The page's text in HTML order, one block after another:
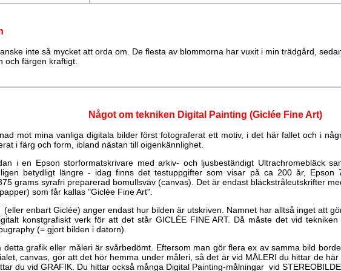
inte så mycket att orda om. De flesta av blommorna har vuxit i min trädgård,
och färgen kraftigt.
Något om tekniken Digital Painting (Giclée Fine Art)
mot mina vanliga digitala bilder först fotograferat ett motiv, i det här fallet och i
i färg och form, ibland nästan till oigenkännlighet.
i en Epson storformatskrivare med arkiv- och ljusbeständigt Ultrachromebläck
betydligt längre - idag finns det testuppgifter som visar på ca 200 år, Epson
grams syrafri preparerad bomullsväv (canvas). Det är endast bläckstråleutskrifter
som får kallas "Giclée Fine Art".
(eller enbart Giclée) anger endast hur bilden är utskriven. Namnet har alltså inget att
konstgrafiskt verk för att det står GICLÉE FINE ART. Då måste det vid
(= gjort bilden i datorn).
detta grafik eller måleri är svårbedömt. Eftersom man gör flera ex av samma bild
canvas, gör att det hör hemma under måleri, så det är vid MÅLERI du hittar de
du vid GRAFIK. Du hittar också många Digital Painting-målningar vid